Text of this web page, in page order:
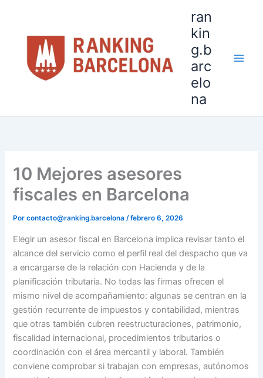
contenido
ran
kin
g.b
arc
elo
na
10 Mejores asesores
fiscales en Barcelona
Porcontacto@ranking.barcelona/febrero 6, 2026
Elegir un asesor fiscal en Barcelona implica revisar tanto el
alcance del servicio como el perfil real del despacho que va
a encargarse de la relación con Hacienda y de la
planificación tributaria. No todas las firmas ofrecen el
mismo nivel de acompañamiento: algunas se centran en la
gestión recurrente de impuestos y contabilidad, mientras
que otras también cubren reestructuraciones, patrimonio,
fiscalidad internacional, procedimientos tributarios o
coordinación con el área mercantil y laboral. También
conviene comprobar si trabajan con empresas, autónomos